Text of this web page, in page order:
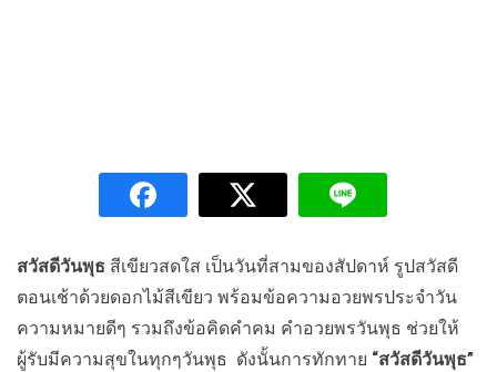
สวัสดีวันพุธ สีเขียวสดใส เป็นวันที่สามของสัปดาห์ รูปสวัสดี
ตอนเช้าด้วยดอกไม้สีเขียว พร้อมข้อความอวยพรประจำวัน
ความหมายดีๆ รวมถึงข้อคิดคำคม คำอวยพรวันพุธ ช่วยให้
ผู้รับมีความสุขในทุกๆวันพุธ ดังนั้นการทักทาย “สวัสดีวันพุธ”